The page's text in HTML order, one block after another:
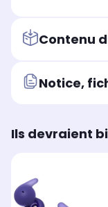
Contenu
Notice,
Ils devraient